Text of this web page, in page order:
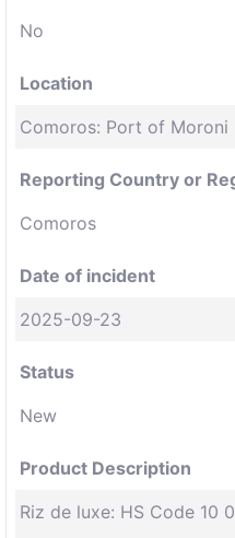
No
Location
Comoros: Port of Moroni
Reporting Country or
Comoros
Date of incident
2025-09-23
Status
New
Product Description
Riz de luxe: HS Code 10